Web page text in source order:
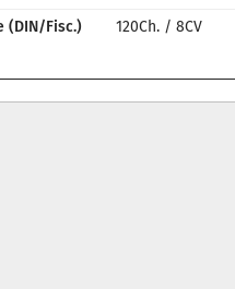
(DIN/Fisc.)
120Ch./ 8CV